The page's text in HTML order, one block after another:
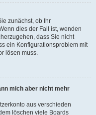
zunächst, ob Ihr
dies der Fall ist, wenden
dass Sie nicht
ein Konfigurationsproblem mit
lösen muss.
mich aber nicht mehr
aus verschieden
löschen viele Boards